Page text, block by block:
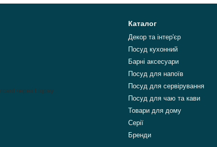
Каталог
Декор та інтер'єр
Посуд кухонний
Барні аксесуари
Посуд для напоїв
Посуд для сервірування
Посуд для чаю та кави
Товари для дому
Серії
Бренди